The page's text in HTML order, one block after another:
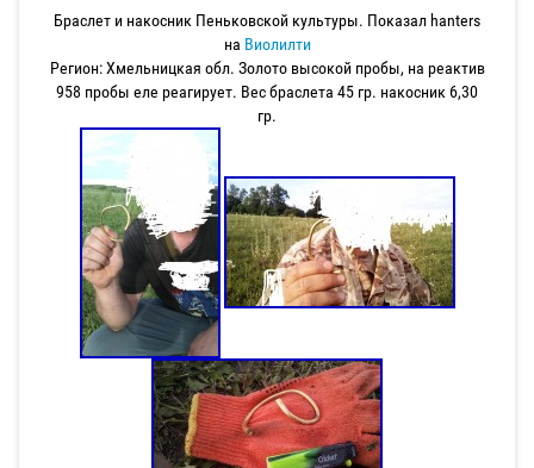
Браслет и накосник Пеньковской культуры. Показал hanters
на Виолилти
Регион: Хмельницкая обл. Золото высокой пробы, на реактив
958 пробы еле реагирует. Вес браслета 45 гр. накосник 6,30
гр.